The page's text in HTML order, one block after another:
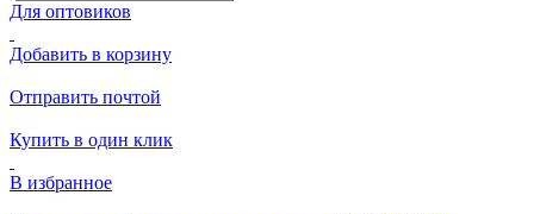
Для оптовиков
Добавить в корзину
Отправить почтой
Купить в один клик
В избранное